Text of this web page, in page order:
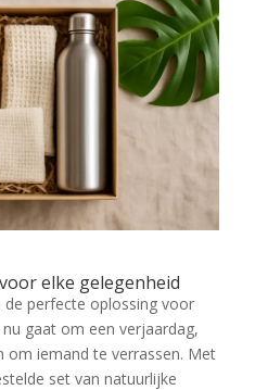
elke gelegenheid
perfecte oplossing voor
gaat om een verjaardag,
om iemand te verrassen. Met
set van natuurlijke